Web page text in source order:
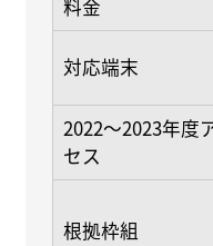
料金
対応端末
2022〜2023年度
セス
根拠枠組